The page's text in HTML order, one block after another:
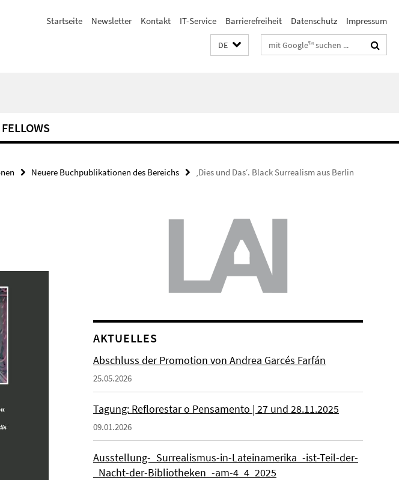
Startseite Newsletter Kontakt IT-Service Barrierefreiheit Datenschutz Impressum
DE Suchbegriffe
Neuere Buchpublikationen des Bereichs
‚Dies und Das‘. Black Surrealism aus Berlin
AKTUELLES
Abschluss der Promotion von Andrea Garcés Farfán
25.05.2026
Tagung: Reflorestar o Pensamento | 27 und 28.11.2025
09.01.2026
Ausstellung-_Surrealismus-in-Lateinamerika_-ist-Teil-der-
_Nacht-der-Bibliotheken_-am-4_4_2025